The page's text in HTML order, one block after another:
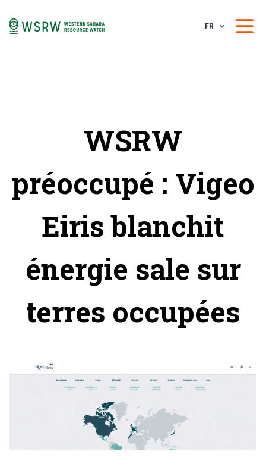
FR
WSRW
préoccupé : Vigeo
Eiris blanchit
énergie sale sur
terres occupées